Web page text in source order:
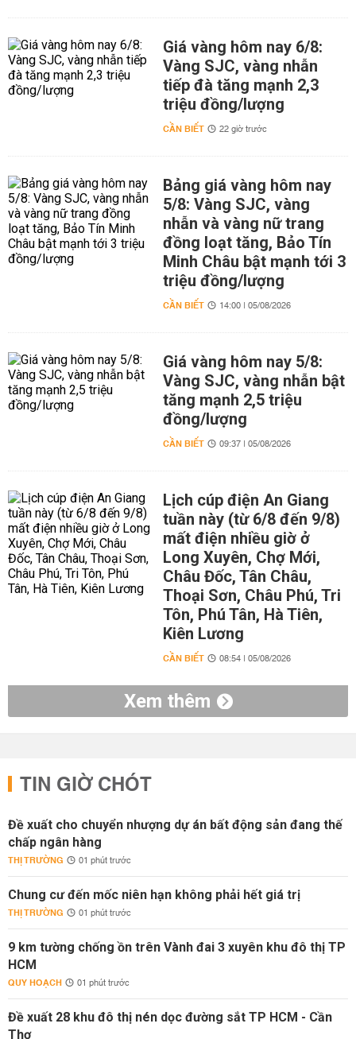
Giá vàng hôm nay 6/8:
Vàng SJC, vàng nhẫn
tiếp đà tăng mạnh 2,3
triệu đồng/lượng
CẦN BIẾT 22 giờ trước
Bảng giá vàng hôm nay
5/8: Vàng SJC, vàng
nhẫn và vàng nữ trang
đồng loạt tăng, Bảo Tín
Minh Châu bật mạnh tới 3
triệu đồng/lượng
CẦN BIẾT 14:00 | 05/08/2026
Giá vàng hôm nay 5/8:
Vàng SJC, vàng nhẫn bật
tăng mạnh 2,5 triệu
đồng/lượng
CẦN BIẾT 09:37 | 05/08/2026
Lịch cúp điện An Giang
tuần này (từ 6/8 đến 9/8)
mất điện nhiều giờ ở
Long Xuyên, Chợ Mới,
Châu Đốc, Tân Châu,
Thoại Sơn, Châu Phú, Tri
Tôn, Phú Tân, Hà Tiên,
Kiên Lương
CẦN BIẾT 08:54 | 05/08/2026
Xem thêm
TIN GIỜ CHÓT
Đề xuất cho chuyển nhượng dự án bất động sản đang thế
chấp ngân hàng
THỊ TRƯỜNG 01 phút trước
Chung cư đến mốc niên hạn không phải hết giá trị
THỊ TRƯỜNG 01 phút trước
9 km tường chống ồn trên Vành đai 3 xuyên khu đô thị TP
HCM
QUY HOẠCH 01 phút trước
Đề xuất 28 khu đô thị nén dọc đường sắt TP HCM - Cần
Thơ